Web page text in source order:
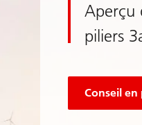
Aperçu
piliers
Conseil
l’appli